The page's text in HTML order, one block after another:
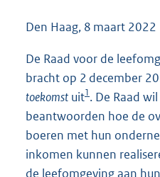
Den Haag, 8 maart 2022
De Raad voor de
bracht op 2 december
toekomst uit1. De Raad
beantwoorden hoe de
boeren met hun
inkomen kunnen
de leefomgeving aan